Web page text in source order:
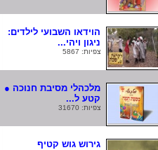
הוידאו השבועי לילדים:
ניגון ויהי...
צפיות: 5867
מלכהלי מסיבת חנוכה ●
קטע ל...
צפיות: 31670
גירוש גוש קטיף